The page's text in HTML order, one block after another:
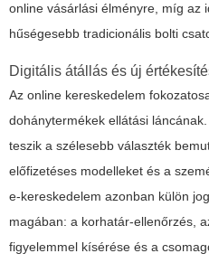
online vásárlási élményre, míg az
hűségesebb tradicionális bolti
Digitális átállás és új
Az online kereskedelem
dohánytermékek ellátási
teszik a szélesebb választék
előfizetéses modelleket és a
e-kereskedelem azonban külön
magában: a korhatár-ellenőrzés,
figyelemmel kísérése és a